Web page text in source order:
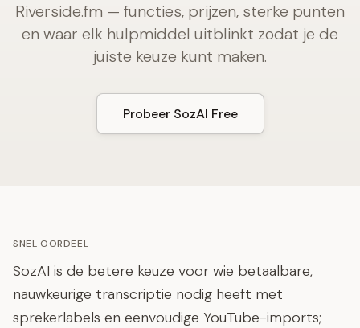
Riverside.fm — functies, prijzen, sterke punten
en waar elk hulpmiddel uitblinkt zodat je de
juiste keuze kunt maken.
Probeer SozAI Free
SNEL OORDEEL
SozAI is de betere keuze voor wie betaalbare,
nauwkeurige transcriptie nodig heeft met
sprekerlabels en eenvoudige YouTube-imports;